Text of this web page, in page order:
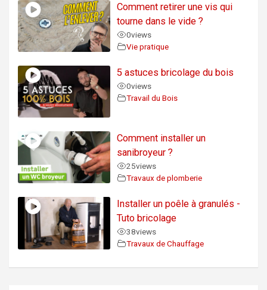
Comment retirer une vis qui
tourne dans le vide ?
0views
Vie pratique
5 astuces bricolage du bois
0views
Travail du Bois
Comment installer un
sanibroyeur ?
25views
Travaux de plomberie
Installer un poêle à granulés -
Tuto bricolage
38views
Travaux de Chauffage